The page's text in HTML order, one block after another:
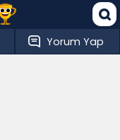
Yorum Yap